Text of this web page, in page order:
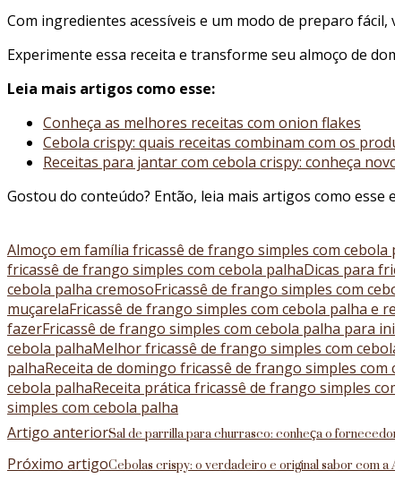
Com ingredientes acessíveis e um modo de preparo
Experimente essa receita e transforme seu almoço de
Leia mais artigos como esse:
Conheça as melhores receitas com onion flakes
Cebola crispy: quais receitas combinam com os
Receitas para jantar com cebola crispy: conheça
Gostou do conteúdo? Então, leia mais artigos como esse
Almoço em família fricassê de frango simples com cebola
fricassê de frango simples com cebola palhaDicas para
cebola palha cremosoFricassê de frango simples com
muçarelaFricassê de frango simples com cebola palha e
fazerFricassê de frango simples com cebola palha para
cebola palhaMelhor fricassê de frango simples com
palhaReceita de domingo fricassê de frango simples com
cebola palhaReceita prática fricassê de frango simples
simples com cebola palha
Navegação
de
Artigo anteriorSal de parrilla para churrasco: conheça o
Próximo artigoCebolas crispy: o verdadeiro e original sabor com